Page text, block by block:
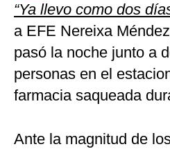
“Ya llevo como dos
a EFE Nereixa
pasó la noche junto a
personas en el
farmacia saqueada
Ante la magnitud de